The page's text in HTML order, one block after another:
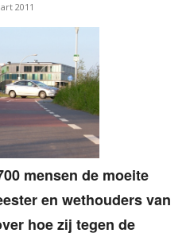
2011
mensen de moeite
en wethouders van
hoe zij tegen de